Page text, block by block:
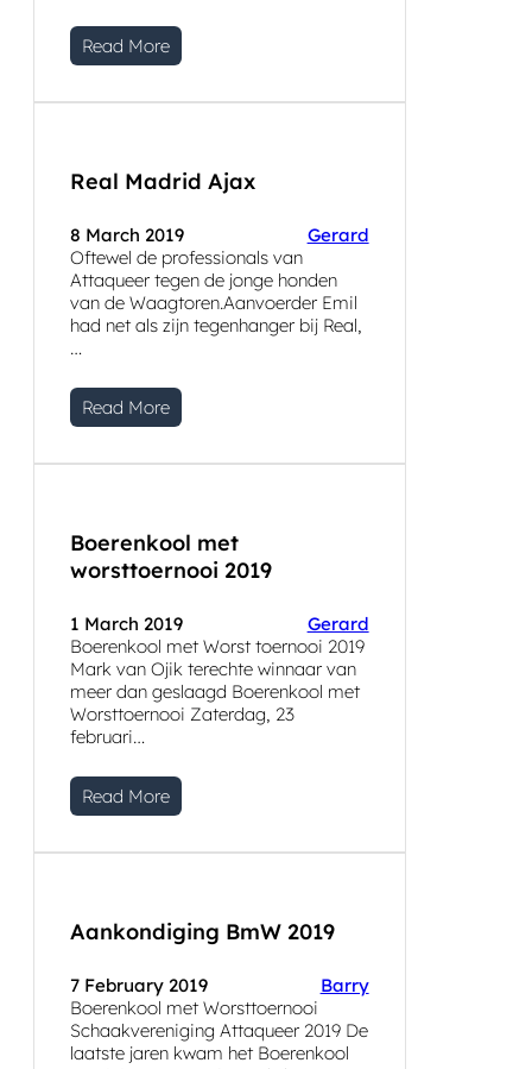
Read More
Real Madrid Ajax
8 March 2019
Gerard
Oftewel de professionals van
Attaqueer tegen de jonge honden
van de Waagtoren.Aanvoerder Emil
had net als zijn tegenhanger bij Real,
…
Read More
Boerenkool met
worsttoernooi 2019
1 March 2019
Gerard
Boerenkool met Worst toernooi 2019
Mark van Ojik terechte winnaar van
meer dan geslaagd Boerenkool met
Worsttoernooi Zaterdag, 23
februari…
Read More
Aankondiging BmW 2019
7 February 2019
Barry
Boerenkool met Worsttoernooi
Schaakvereniging Attaqueer 2019 De
laatste jaren kwam het Boerenkool